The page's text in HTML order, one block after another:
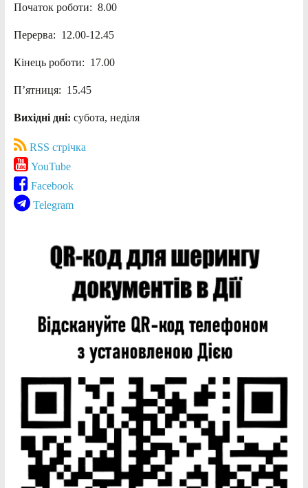
Початок роботи: 8.00
Перерва: 12.00-12.45
Кінець роботи: 17.00
П’ятниця: 15.45
Вихідні дні: субота, неділя
RSS стрічка
YouTube
Facebook
Telegram